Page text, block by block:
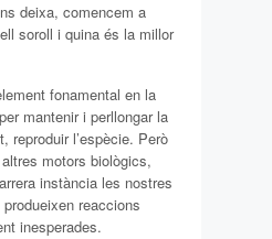
deixa, comencem a
soroll i quina és la millor
fonamental en la
mantenir i perllongar la
reproduir l’espècie. Però
motors biològics,
instància les nostres
reaccions
inesperades.